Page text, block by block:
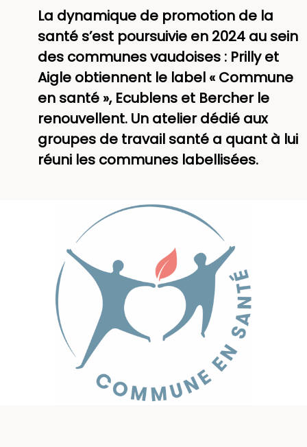
La dynamique de promotion de la
santé s’est poursuivie en 2024 au sein
des communes vaudoises : Prilly et
Aigle obtiennent le label « Commune
en santé », Ecublens et Bercher le
renouvellent. Un atelier dédié aux
groupes de travail santé a quant à lui
réuni les communes labellisées.